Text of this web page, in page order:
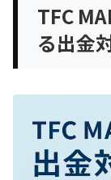
TFC
る出金